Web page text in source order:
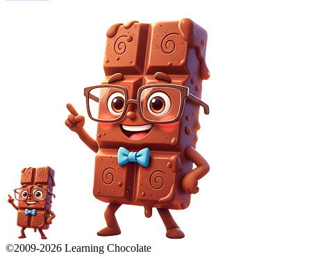
©2009-2026 Learning Chocolate